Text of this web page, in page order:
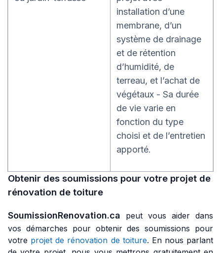
installation d’une
membrane, d’un
système de drainage
et de rétention
d’humidité, de
terreau, et l’achat de
végétaux - Sa durée
de vie varie en
fonction du type
choisi et de l’entretien
apporté.
Obtenir des soumissions pour votre projet de
rénovation de toiture
SoumissionRenovation.ca peut vous aider dans
vos démarches pour obtenir des soumissions pour
votre projet de rénovation de toiture. En nous parlant